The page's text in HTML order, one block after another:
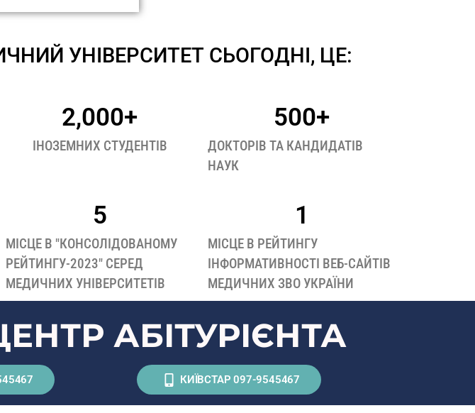
УНІВЕРСИТЕТ СЬОГОДНІ, ЦЕ:
ІНОЗЕМНИХ СТУДЕНТІВ
2,000+
ДОКТОРІВ ТА КАНДИДАТІВ
НАУК
500+
МІСЦЕ В "КОНСОЛІДОВАНОМУ
РЕЙТИНГУ-2023" СЕРЕД
МЕДИЧНИХ УНІВЕРСИТЕТІВ
5
МІСЦЕ В РЕЙТИНГУ
ІНФОРМАТИВНОСТІ ВЕБ-САЙТІВ
МЕДИЧНИХ ЗВО УКРАЇНИ
1
АБІТУРІЄНТА
КИЇВСТАР 097-9545467